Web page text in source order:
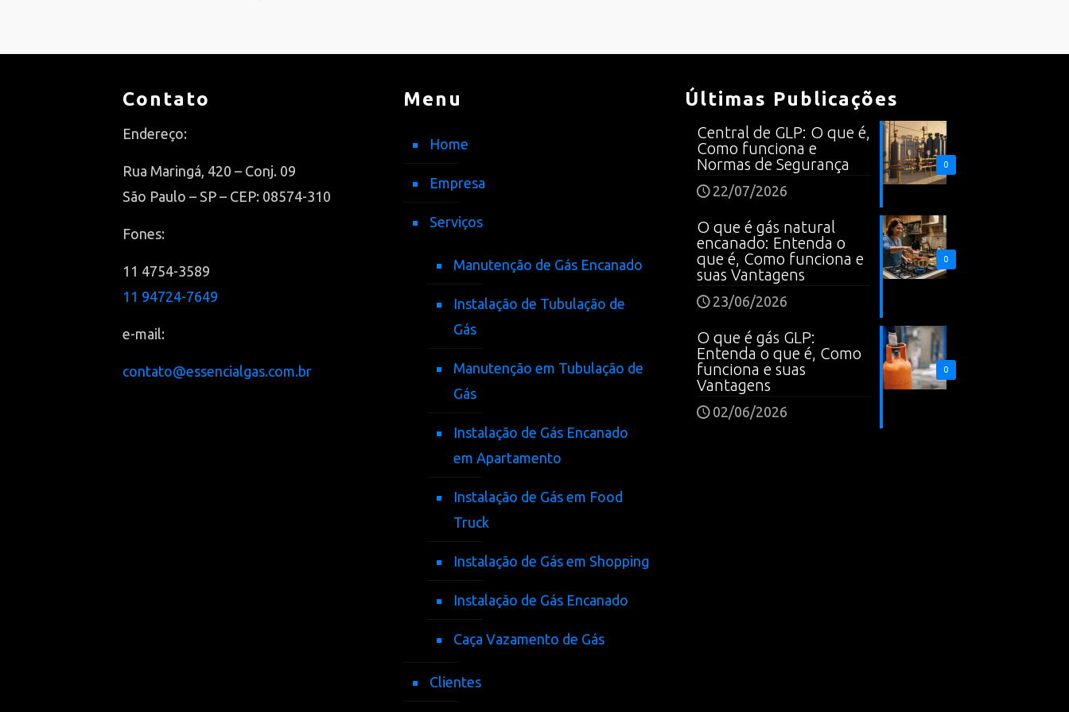
Contato
Endereço:
Rua Maringá, 420 – Conj. 09
São Paulo – SP – CEP: 08574-310
Fones:
11 4754-3589
11 94724-7649
e-mail:
contato@essencialgas.com.br
Menu
Home
Empresa
Serviços
Manutenção de Gás Encanado
Instalação de Tubulação de
Gás
Manutenção em Tubulação de
Gás
Instalação de Gás Encanado
em Apartamento
Instalação de Gás em Food
Truck
Instalação de Gás em Shopping
Instalação de Gás Encanado
Caça Vazamento de Gás
Clientes
Últimas Publicações
0
Central de GLP: O que é,
Como funciona e
Normas de Segurança
22/07/2026
0
O que é gás natural
encanado: Entenda o
que é, Como funciona e
suas Vantagens
23/06/2026
0
O que é gás GLP:
Entenda o que é, Como
funciona e suas
Vantagens
02/06/2026